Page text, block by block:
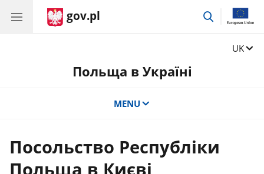
gov.pl
Перейти
Zmień
UK
Польща в Україні
MENU
Посольство Республіки
Польща в Києві